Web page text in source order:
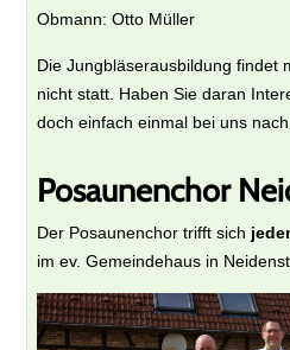
Obmann: Otto Müller
Die Jungbläserausbildung findet
nicht statt. Haben Sie daran
doch einfach einmal bei uns nach.
Posaunenchor
Der Posaunenchor trifft sich
im ev. Gemeindehaus in